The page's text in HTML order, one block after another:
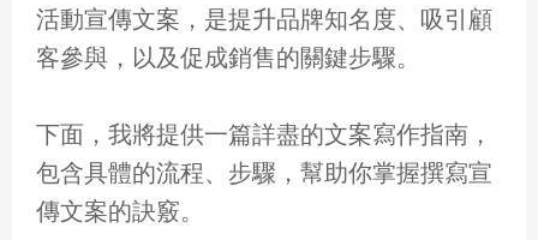
活動宣傳文案，是提升品牌知名度、吸引顧
客參與，以及促成銷售的關鍵步驟。
下面，我將提供一篇詳盡的文案寫作指南，
包含具體的流程、步驟，幫助你掌握撰寫宣
傳文案的訣竅。